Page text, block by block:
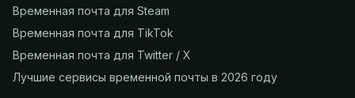
Временная почта для Steam
Временная почта для TikTok
Временная почта для Twitter / X
Лучшие сервисы временной почты в 2026 году